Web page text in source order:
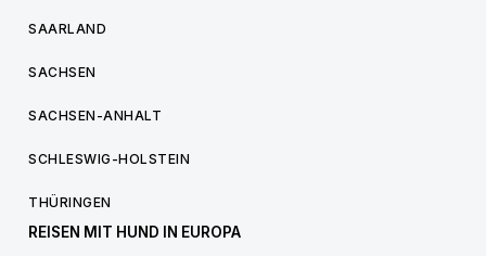
SAARLAND
SACHSEN
SACHSEN-ANHALT
SCHLESWIG-HOLSTEIN
THÜRINGEN
REISEN MIT HUND IN EUROPA